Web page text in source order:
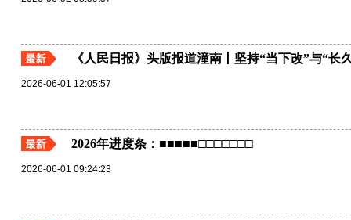
《人民日报》头版报道潼南丨坚持“当下改”与“长
2026-06-01 12:05:57
2026年进度条：■■■■■□□□□□□□
2026-06-01 09:24:23